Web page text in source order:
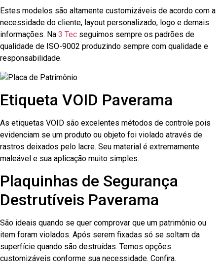
Estes modelos são altamente customizáveis de acordo com a
necessidade do cliente, layout personalizado, logo e demais
informações. Na 3 Tec seguimos sempre os padrões de
qualidade de ISO-9002 produzindo sempre com qualidade e
responsabilidade.
Etiqueta VOID Paverama
As etiquetas VOID são excelentes métodos de controle pois
evidenciam se um produto ou objeto foi violado através de
rastros deixados pelo lacre. Seu material é extremamente
maleável e sua aplicação muito simples.
Plaquinhas de Segurança
Destrutíveis Paverama
São ideais quando se quer comprovar que um patrimônio ou
item foram violados. Após serem fixadas só se soltam da
superfície quando são destruídas. Temos opções
customizáveis conforme sua necessidade. Confira.